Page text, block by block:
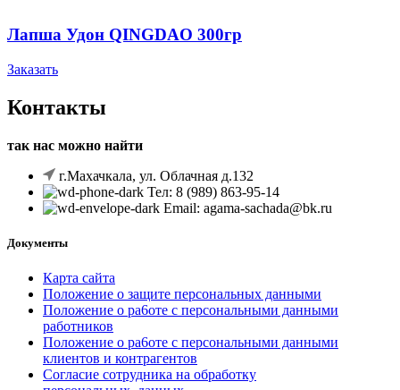
Лапша Удон QINGDAO 300гр
Заказать
Контакты
так нас можно найти
г.Махачкала, ул. Облачная д.132
Тел: 8 (989) 863-95-14
Email: agama-sachada@bk.ru
Документы
Карта сайта
Положение o защите персональных данными
Положение o pa6oтe c персональными данными
работников
Положение o pa6oтe c персональными данными
клиентов и контрагентов
Согласие сотрудника на обработку